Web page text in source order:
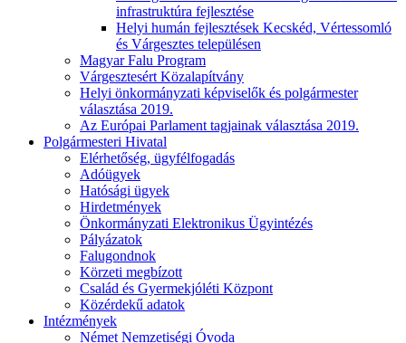
infrastruktúra fejlesztése
Helyi humán fejlesztések Kecskéd, Vértessomló
és Várgesztes településen
Magyar Falu Program
Várgesztesért Közalapítvány
Helyi önkormányzati képviselők és polgármester
választása 2019.
Az Európai Parlament tagjainak választása 2019.
Polgármesteri Hivatal
Elérhetőség, ügyfélfogadás
Adóügyek
Hatósági ügyek
Hirdetmények
Önkormányzati Elektronikus Ügyintézés
Pályázatok
Falugondnok
Körzeti megbízott
Család és Gyermekjóléti Központ
Közérdekű adatok
Intézmények
Német Nemzetiségi Óvoda